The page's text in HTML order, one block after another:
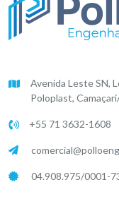
Avenida Leste SN,
Poloplast,
+55 71 3632-1608
04.908.975/0001-